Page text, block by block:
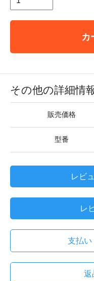
カ
その他の詳細情
販売価格
型番
レビ
レ
支払い
返